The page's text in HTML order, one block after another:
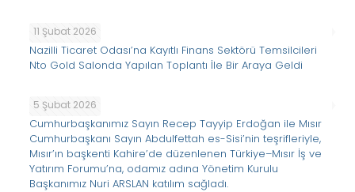
11 Şubat 2026
Nazilli Ticaret Odası’na Kayıtlı Finans Sektörü Temsilcileri
Nto Gold Salonda Yapılan Toplantı İle Bir Araya Geldi
5 Şubat 2026
Cumhurbaşkanımız Sayın Recep Tayyip Erdoğan ile Mısır
Cumhurbaşkanı Sayın Abdulfettah es-Sisi’nin teşrifleriyle,
Mısır’ın başkenti Kahire’de düzenlenen Türkiye–Mısır İş ve
Yatırım Forumu’na, odamız adına Yönetim Kurulu
Başkanımız Nuri ARSLAN katılım sağladı.